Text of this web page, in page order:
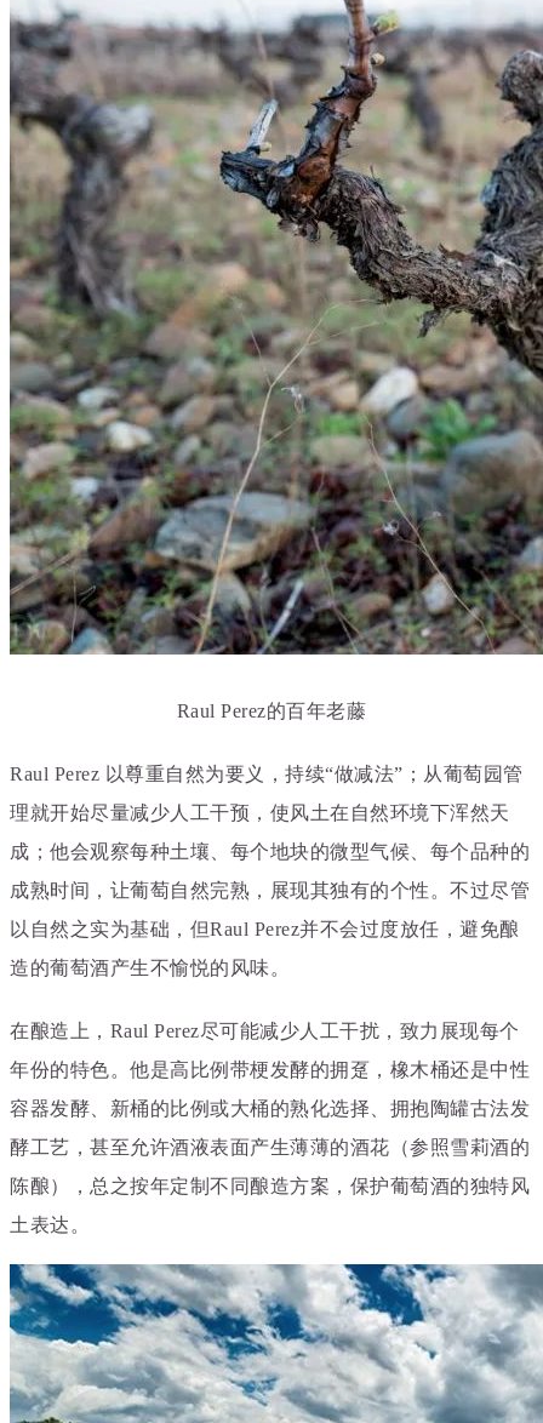
Raul Perez的百年老藤
Raul Perez 以尊重自然为要义，持续“做减法”；从葡萄园管
理就开始尽量减少人工干预，使风土在自然环境下浑然天
成；他会观察每种土壤、每个地块的微型气候、每个品种的
成熟时间，让葡萄自然完熟，展现其独有的个性。不过尽管
以自然之实为基础，但Raul Perez并不会过度放任，避免酿
造的葡萄酒产生不愉悦的风味。
在酿造上，Raul Perez尽可能减少人工干扰，致力展现每个
年份的特色。他是高比例带梗发酵的拥趸，橡木桶还是中性
容器发酵、新桶的比例或大桶的熟化选择、拥抱陶罐古法发
酵工艺，甚至允许酒液表面产生薄薄的酒花（参照雪莉酒的
陈酿），总之按年定制不同酿造方案，保护葡萄酒的独特风
土表达。